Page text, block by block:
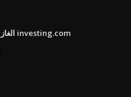
الغاز الطبيعي التفاعلية الرسم البياني المباشر investing.com